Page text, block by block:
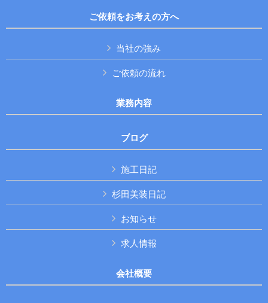
ご依頼をお考えの方へ
当社の強み
ご依頼の流れ
業務内容
ブログ
施工日記
杉田美装日記
お知らせ
求人情報
会社概要